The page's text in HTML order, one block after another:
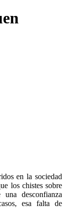
en la sociedad
los chistes sobre
desconfianza
esa falta de